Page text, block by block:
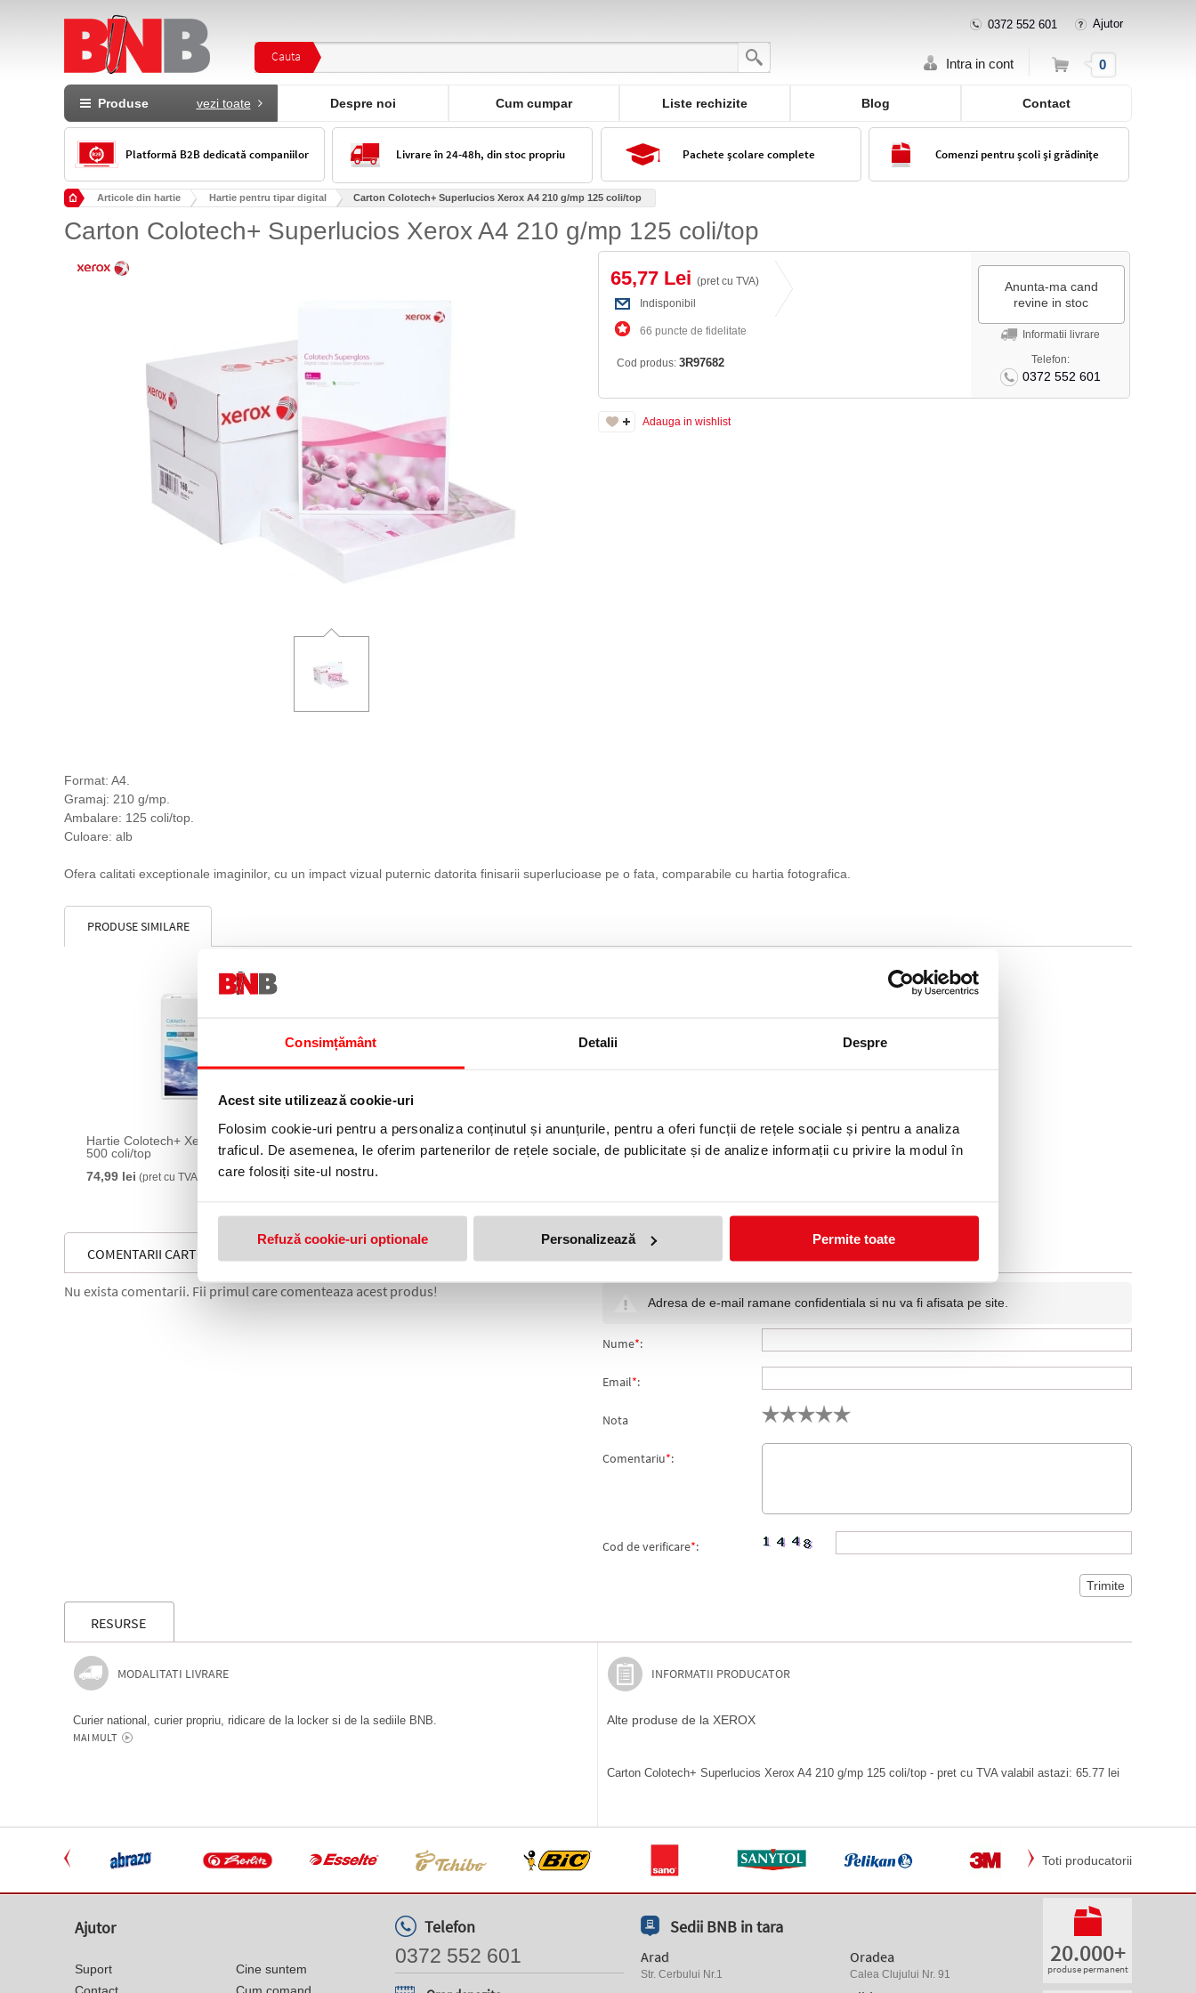
Consimțământ Detalii Despre
Acest site utilizează cookie-uri
Folosim cookie-uri pentru a personaliza conținutul și anunțurile, pentru a oferi funcții de rețele sociale și pentru a analiza
traficul. De asemenea, le oferim partenerilor de rețele sociale, de publicitate și de analize informații cu privire la modul în
care folosiți site-ul nostru.
Refuză cookie-uri optionale Personalizează Permite toate
Cauta
0372 552 601 Ajutor
Intra in cont Cos 0
Produse vezi toate Despre noi Cum cumpar Liste rechizite Blog Contact
Platformă B2B dedicată companiilor Livrare în 24-48h, din stoc propriu Pachete școlare complete Comenzi pentru școli și grădinițe
Articole din hartie Hartie pentru tipar digital Carton Colotech+ Superlucios Xerox A4 210 g/mp 125 coli/top
Carton Colotech+ Superlucios Xerox A4 210 g/mp 125 coli/top
65,77 Lei (pret cu TVA)
Indisponibil
66 puncte de fidelitate
Cod produs: 3R97682
Anunta-ma cand
revine in stoc
Informatii livrare
Telefon:
0372 552 601
Adauga in wishlist
Format: A4.
Gramaj: 210 g/mp.
Ambalare: 125 coli/top.
Culoare: alb
Ofera calitati exceptionale imaginilor, cu un impact vizual puternic datorita finisarii superlucioase pe o fata, comparabile cu hartia fotografica.
PRODUSE SIMILARE
Hartie Colotech+ Xerox A4 100 g/mp
500 coli/top
74,99 lei (pret cu TVA)
Carton Colotech+ A4 300 g/mp 125
coli/top Xerox
64,99 lei
Carton Colotech+, lucios, A4, 280
g/mp, 250 coli/top Xerox
COMENTARII CARTON COLOTECH+ SUPERLUCIOS XEROX A4 210 G/MP 125 COLI/TOP
Nu exista comentarii. Fii primul care comenteaza acest produs!
Adresa de e-mail ramane confidentiala si nu va fi afisata pe site.
Nume*:
Email*:
Nota
Comentariu*:
Cod de verificare*:
RESURSE
MODALITATI LIVRARE
Curier national, curier propriu, ridicare de la locker si de la sediile BNB.
MAI MULT
INFORMATII PRODUCATOR
Alte produse de la XEROX
Carton Colotech+ Superlucios Xerox A4 210 g/mp 125 coli/top - pret cu TVA valabil astazi: 65.77 lei
Toti producatorii
Ajutor
Suport
Cine suntem
Telefon
0372 552 601
Sedii BNB in tara
Arad
Str. Cerbului Nr.1
Oradea
Calea Clujului Nr. 91
20.000+
produse permanent